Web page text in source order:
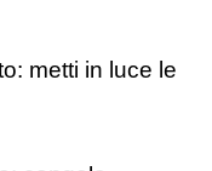
metti in luce le